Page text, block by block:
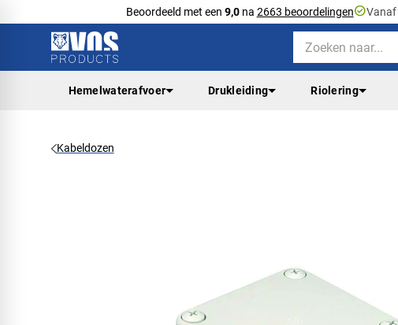
Beoordeeld met een 9,0na 2663 beoordelingencheck_circleVanaf
Hemelwaterafvoer Drukleiding Riolering
Kabeldozen